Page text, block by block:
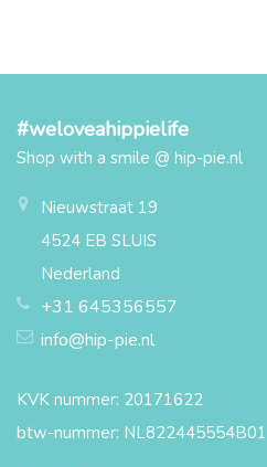
#weloveahippielife
Shop with a smile @ hip-pie.nl
Nieuwstraat 19
4524 EB SLUIS
Nederland
+31 645356557
info@hip-pie.nl
KVK nummer: 20171622
btw-nummer: NL822445554B01